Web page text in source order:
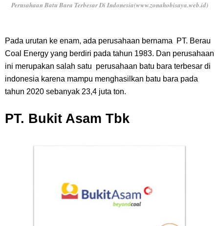
Perusahaan Batu Bara Terbesar Di Indonesia(www.zonahobisaya.web.id)
Pada urutan ke enam, ada perusahaan bernama PT. Berau
Coal Energy yang berdiri pada tahun 1983. Dan perusahaan
ini merupakan salah satu perusahaan batu bara terbesar di
indonesia karena mampu menghasilkan batu bara pada
tahun 2020 sebanyak 23,4 juta ton.
PT. Bukit Asam Tbk